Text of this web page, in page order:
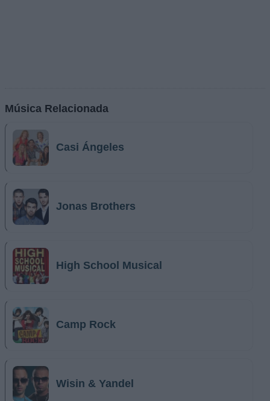
Música Relacionada
Casi Ángeles
Jonas Brothers
High School Musical
Camp Rock
Wisin & Yandel